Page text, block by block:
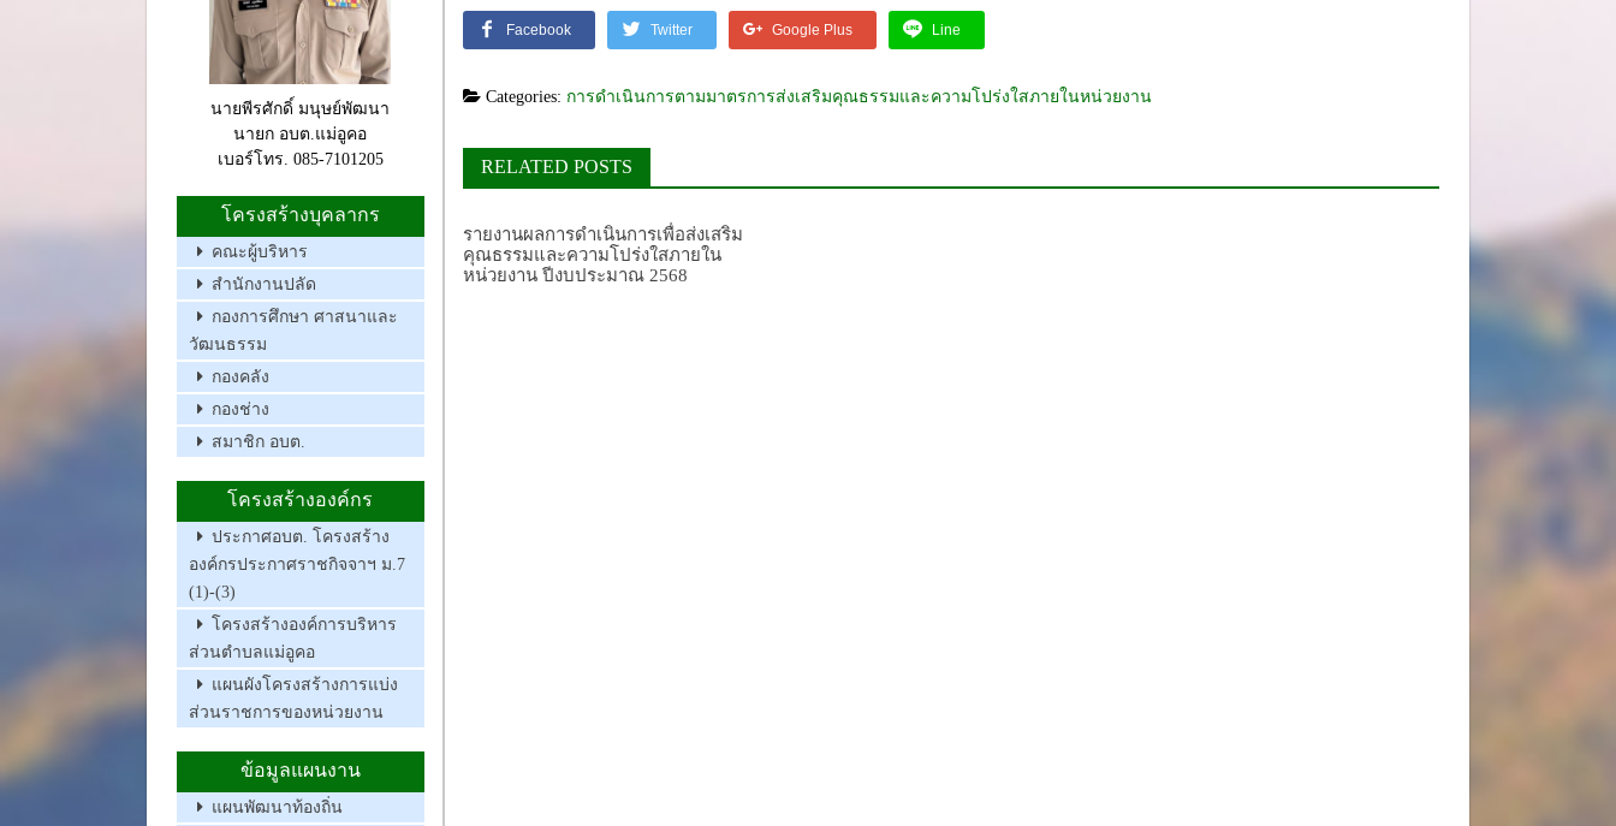
นายพีรศักดิ์ มนุษย์พัฒนา
นายก อบต.แม่อูคอ
เบอร์โทร. 085-7101205
โครงสร้างบุคลากร
คณะผู้บริหาร
สำนักงานปลัด
กองการศึกษา ศาสนาและ
วัฒนธรรม
กองคลัง
กองช่าง
สมาชิก อบต.
โครงสร้างองค์กร
ประกาศอบต. โครงสร้าง
องค์กรประกาศราชกิจจาฯ ม.7
(1)-(3)
โครงสร้างองค์การบริหาร
ส่วนตำบลแม่อูคอ
แผนผังโครงสร้างการแบ่ง
ส่วนราชการของหน่วยงาน
ข้อมูลแผนงาน
แผนพัฒนาท้องถิ่น
Facebook Twitter Google Plus Line
Categories: การดำเนินการตามมาตรการส่งเสริมคุณธรรมและความโปร่งใสภายในหน่วยงาน
RELATED POSTS
รายงานผลการดำเนินการเพื่อส่งเสริม
คุณธรรมและความโปร่งใสภายใน
หน่วยงาน ปีงบประมาณ 2568